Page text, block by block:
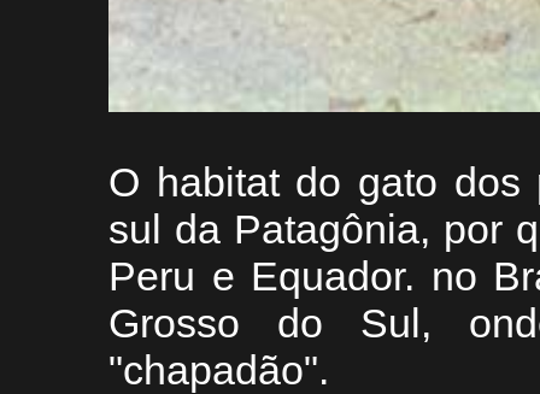
O habitat do gato dos
sul da Patagônia, por
Peru e Equador. no
Grosso do Sul,
"chapadão".